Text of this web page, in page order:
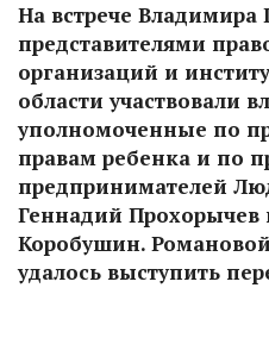
На встрече Владимира
представителями
организаций и
области участвовали
уполномоченные по
правам ребенка и по
предпринимателей
Геннадий Прохорычев
Коробушин.
удалось выступить